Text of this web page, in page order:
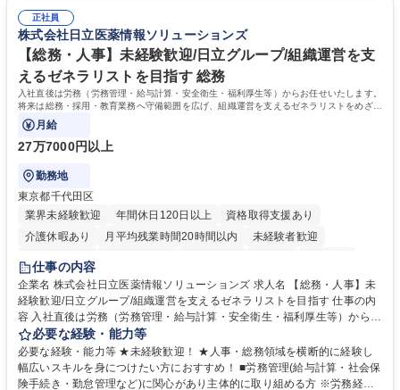
正社員
株式会社日立医薬情報ソリューションズ
【総務・人事】未経験歓迎/日立グループ/組織運営を支
えるゼネラリストを目指す 総務
入社直後は労務（労務管理・給与計算・安全衛生・福利厚生等）からお任せいたします。
将来は総務・採用・教育業務へ守備範囲を広げ、組織運営を支えるゼネラリストをめざせ
ます。
月給
27万7000円以上
勤務地
東京都千代田区
業界未経験歓迎
年間休日120日以上
資格取得支援あり
介護休暇あり
月平均残業時間20時間以内
未経験者歓迎
住宅手当あり
育休あり
完全週休2日制 交通費支給 土日祝休み 寮・社宅あり
仕事の内容
企業名 株式会社日立医薬情報ソリューションズ 求人名 【総務・人事】未
経験歓迎/日立グループ/組織運営を支えるゼネラリストを目指す 仕事の内
容 入社直後は労務（労務管理・給与計算・安全衛生・福利厚生等）からお
任せいたします。将来は総務・採用・教育業務へ守備範囲を広げ、組織運
営を支えるゼネラリストをめざせます。 ・初期業務：労働時間管理、給与
計算、社会保険対応、福利厚生管理、安全衛生、健康経営推進等をお任せ
します。ご経験に応じて、休職者管理など、幅広く経験を積んでいただき
必要な経験・能力等
必要な経験・能力等 ★未経験歓迎！ ★人事・総務領域を横断的に経験し
幅広いスキルを身につけたい方におすすめ！ ■労務管理(給与計算・社会保
険手続き・勤怠管理など)に関心があり主体的に取り組める方 ※労務経験